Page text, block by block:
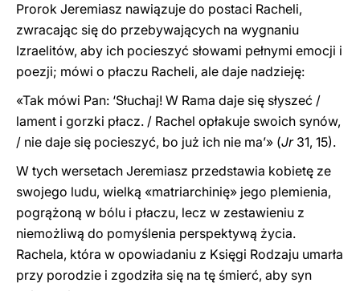
Prorok Jeremiasz nawiązuje do postaci Racheli,
zwracając się do przebywających na wygnaniu
Izraelitów, aby ich pocieszyć słowami pełnymi emocji i
poezji; mówi o płaczu Racheli, ale daje nadzieję:
«Tak mówi Pan: ‘Słuchaj! W Rama daje się słyszeć /
lament i gorzki płacz. / Rachel opłakuje swoich synów,
/ nie daje się pocieszyć, bo już ich nie ma’» (Jr31, 15).
W tych wersetach Jeremiasz przedstawia kobietę ze
swojego ludu, wielką «matriarchinię» jego plemienia,
pogrążoną w bólu i płaczu, lecz w zestawieniu z
niemożliwą do pomyślenia perspektywą życia.
Rachela, która w opowiadaniu z Księgi Rodzaju umarła
przy porodzie i zgodziła się na tę śmierć, aby syn